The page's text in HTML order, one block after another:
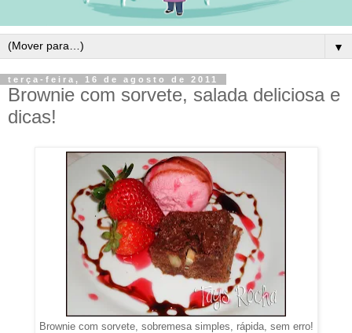
▼
terça-feira, 16 de agosto de 2011
Brownie com sorvete, salada deliciosa e
dicas!
Brownie com sorvete, sobremesa simples, rápida, sem erro!